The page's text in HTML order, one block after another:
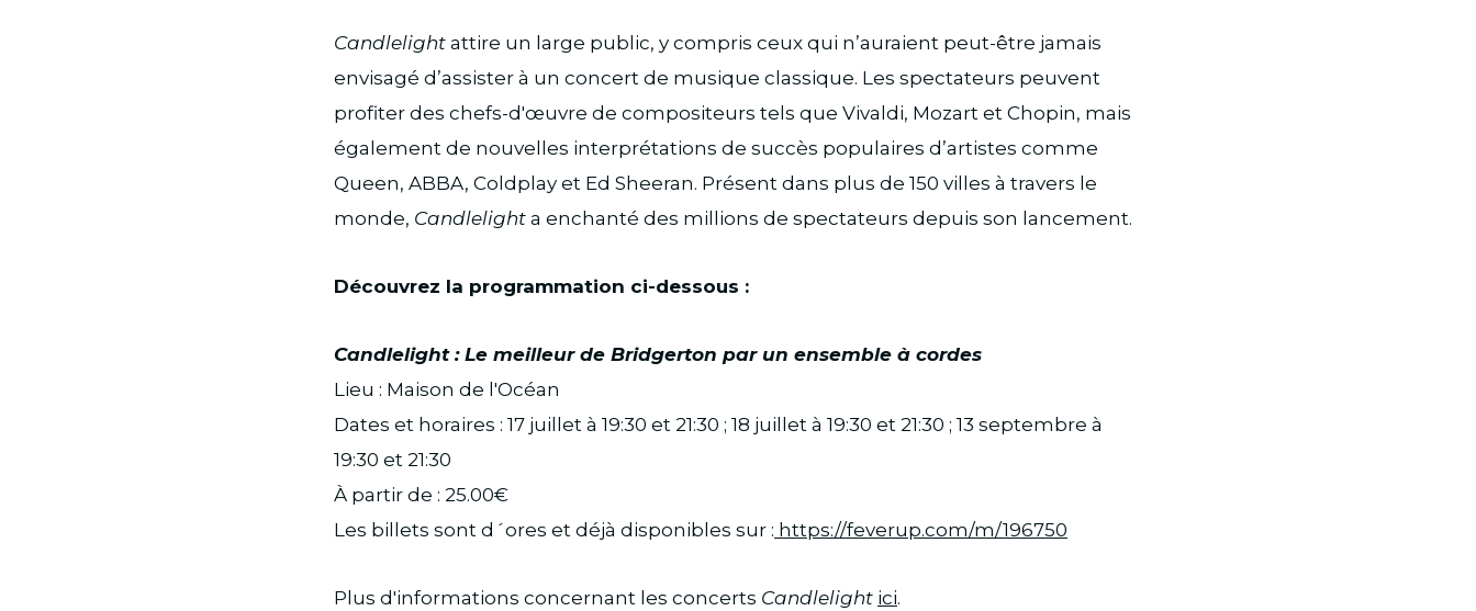
Candlelight attire un large public, y compris ceux qui n’auraient peut-être jamais
envisagé d’assister à un concert de musique classique. Les spectateurs peuvent
profiter des chefs-d'œuvre de compositeurs tels que Vivaldi, Mozart et Chopin, mais
également de nouvelles interprétations de succès populaires d’artistes comme
Queen, ABBA, Coldplay et Ed Sheeran. Présent dans plus de 150 villes à travers le
monde, Candlelight a enchanté des millions de spectateurs depuis son lancement.
Découvrez la programmation ci-dessous :
Candlelight : Le meilleur de Bridgerton par un ensemble à cordes
Lieu : Maison de l'Océan
Dates et horaires : 17 juillet à 19:30 et 21:30 ; 18 juillet à 19:30 et 21:30 ; 13 septembre à
19:30 et 21:30
À partir de : 25.00€
Les billets sont d´ores et déjà disponibles sur : https://feverup.com/m/196750
Plus d'informations concernant les concerts Candlelight ici.